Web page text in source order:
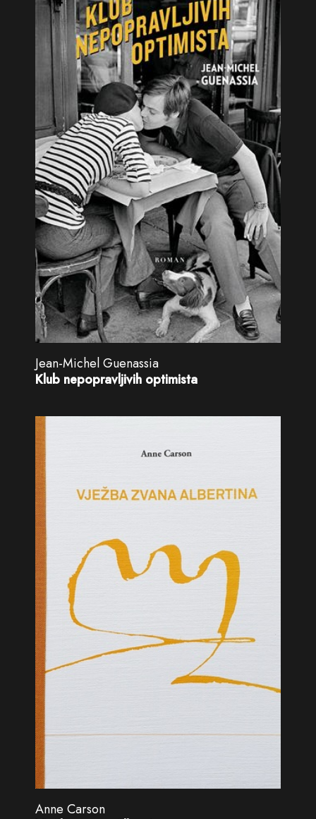
Jean-Michel Guenassia
Klub nepopravljivih optimista
Anne Carson